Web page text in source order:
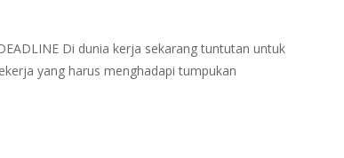
Di dunia kerja sekarang tuntutan untuk
yang harus menghadapi tumpukan